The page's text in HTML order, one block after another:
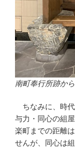
南町奉行所跡か
ちなみに、時代
与力・同心の組
楽町までの距離
せんが、同心は